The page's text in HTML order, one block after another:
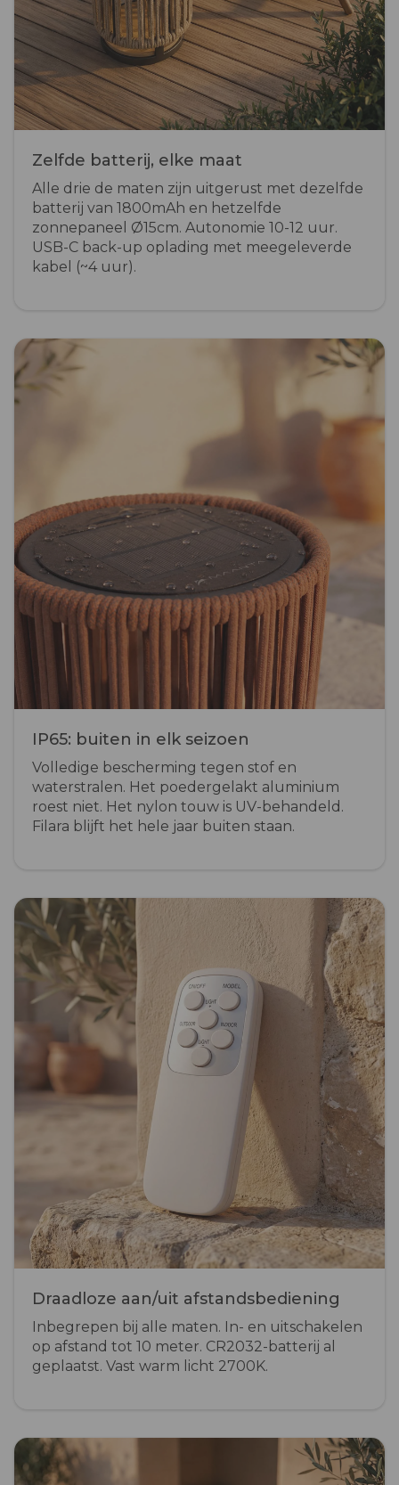
Zelfde batterij, elke maat
Alle drie de maten zijn uitgerust met dezelfde
batterij van 1800mAh en hetzelfde
zonnepaneel Ø15cm. Autonomie 10-12 uur.
USB-C back-up oplading met meegeleverde
kabel (~4 uur).
IP65: buiten in elk seizoen
Volledige bescherming tegen stof en
waterstralen. Het poedergelakt aluminium
roest niet. Het nylon touw is UV-behandeld.
Filara blijft het hele jaar buiten staan.
Draadloze aan/uit afstandsbediening
Inbegrepen bij alle maten. In- en uitschakelen
op afstand tot 10 meter. CR2032-batterij al
geplaatst. Vast warm licht 2700K.